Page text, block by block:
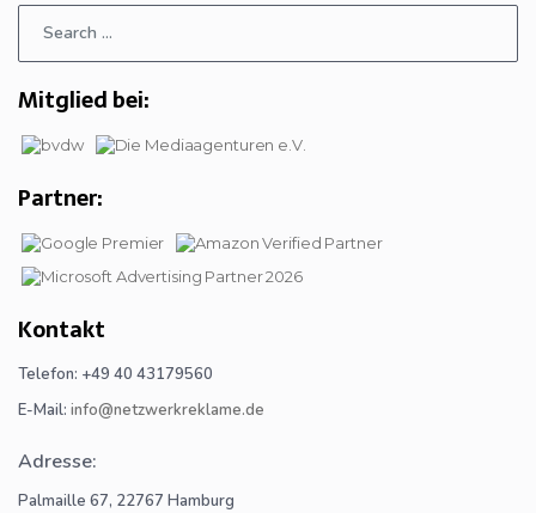
Mitglied bei:
Partner:
Kontakt
Telefon: +49 40 43179560
E-Mail: info@netzwerkreklame.de
Adresse:
Palmaille 67, 22767 Hamburg